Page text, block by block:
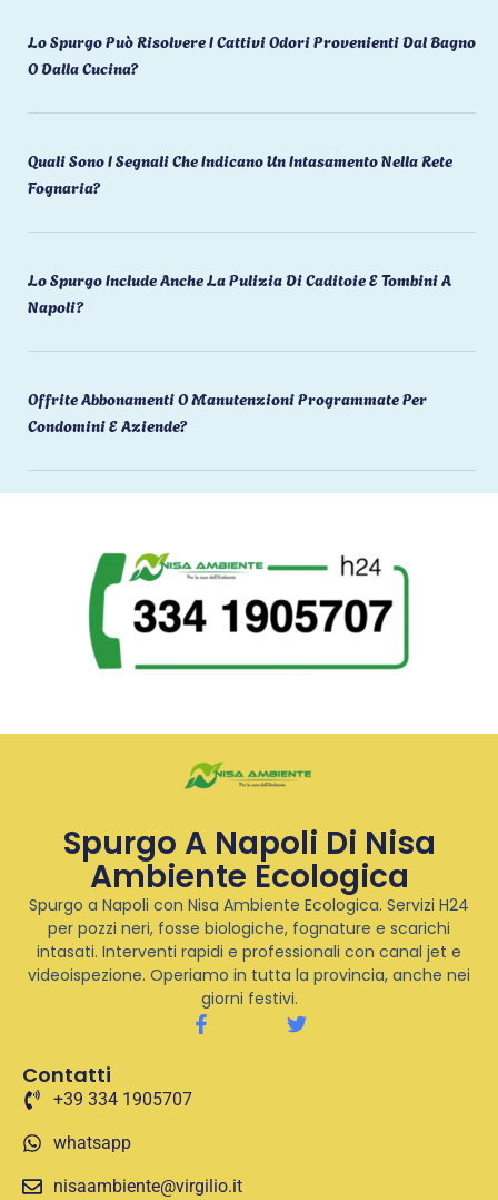
Lo Spurgo Può Risolvere I Cattivi Odori Provenienti Dal Bagno
O Dalla Cucina?
Quali Sono I Segnali Che Indicano Un Intasamento Nella Rete
Fognaria?
Lo Spurgo Include Anche La Pulizia Di Caditoie E Tombini A
Napoli?
Offrite Abbonamenti O Manutenzioni Programmate Per
Condomini E Aziende?
Spurgo A Napoli Di Nisa
Ambiente Ecologica
Spurgo a Napoli con Nisa Ambiente Ecologica. Servizi H24
per pozzi neri, fosse biologiche, fognature e scarichi
intasati. Interventi rapidi e professionali con canal jet e
videoispezione. Operiamo in tutta la provincia, anche nei
giorni festivi.
Contatti
+39 334 1905707
whatsapp
nisaambiente@virgilio.it